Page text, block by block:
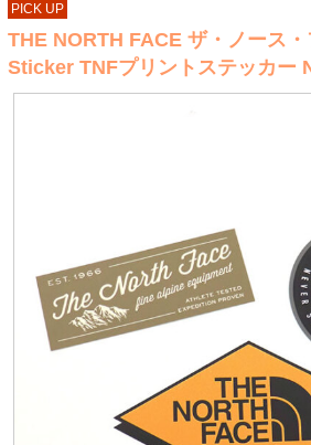
PICK UP
THE NORTH FACE ザ・ノース
Sticker TNFプリントステッカー